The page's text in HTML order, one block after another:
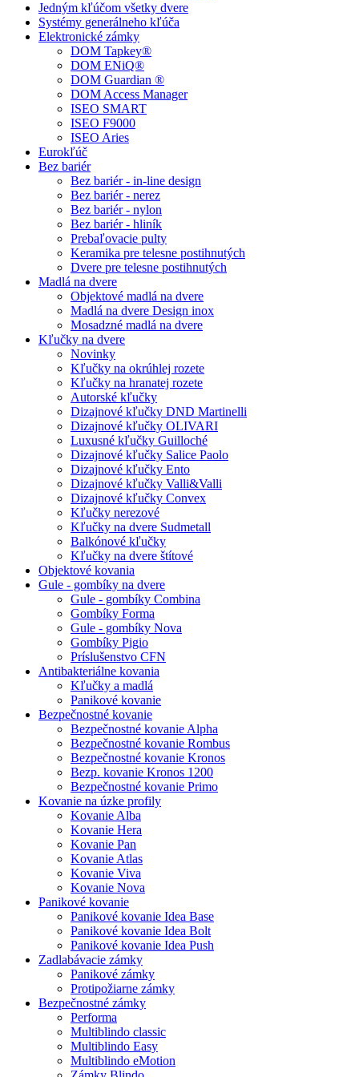
Jedným kľúčom všetky dvere
Systémy generálneho kľúča
Elektronické zámky
DOM Tapkey®
DOM ENiQ®
DOM Guardian ®
DOM Access Manager
ISEO SMART
ISEO F9000
ISEO Aries
Eurokľúč
Bez bariér
Bez bariér - in-line design
Bez bariér - nerez
Bez bariér - nylon
Bez bariér - hliník
Prebaľovacie pulty
Keramika pre telesne postihnutých
Dvere pre telesne postihnutých
Madlá na dvere
Objektové madlá na dvere
Madlá na dvere Design inox
Mosadzné madlá na dvere
Kľučky na dvere
Novinky
Kľučky na okrúhlej rozete
Kľučky na hranatej rozete
Autorské kľučky
Dizajnové kľučky DND Martinelli
Dizajnové kľučky OLIVARI
Luxusné kľučky Guilloché
Dizajnové kľučky Salice Paolo
Dizajnové kľučky Ento
Dizajnové kľučky Valli&Valli
Dizajnové kľučky Convex
Kľučky nerezové
Kľučky na dvere Sudmetall
Balkónové kľučky
Kľučky na dvere štítové
Objektové kovania
Gule - gombíky na dvere
Gule - gombíky Combina
Gombíky Forma
Gule - gombíky Nova
Gombíky Pigio
Príslušenstvo CFN
Antibakteriálne kovania
Kľučky a madlá
Panikové kovanie
Bezpečnostné kovanie
Bezpečnostné kovanie Alpha
Bezpečnostné kovanie Rombus
Bezpečnostné kovanie Kronos
Bezp. kovanie Kronos 1200
Bezpečnostné kovanie Primo
Kovanie na úzke profily
Kovanie Alba
Kovanie Hera
Kovanie Pan
Kovanie Atlas
Kovanie Viva
Kovanie Nova
Panikové kovanie
Panikové kovanie Idea Base
Panikové kovanie Idea Bolt
Panikové kovanie Idea Push
Zadlabávacie zámky
Panikové zámky
Protipožiarne zámky
Bezpečnostné zámky
Performa
Multiblindo classic
Multiblindo Easy
Multiblindo eMotion